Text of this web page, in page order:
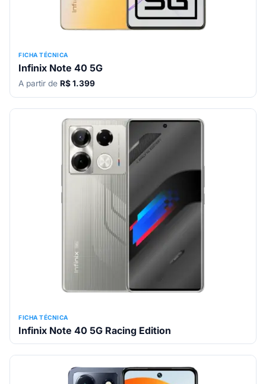
FICHA TÉCNICA
Infinix Note 40 5G
A partir de R$ 1.399
FICHA TÉCNICA
Infinix Note 40 5G Racing Edition